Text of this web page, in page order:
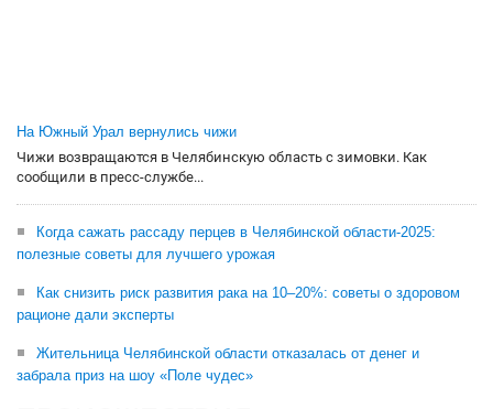
На Южный Урал вернулись чижи
Чижи возвращаются в Челябинскую область с зимовки. Как
сообщили в пресс-службе...
Когда сажать рассаду перцев в Челябинской области-2025:
полезные советы для лучшего урожая
Как снизить риск развития рака на 10–20%: советы о здоровом
рационе дали эксперты
Жительница Челябинской области отказалась от денег и
забрала приз на шоу «Поле чудес»